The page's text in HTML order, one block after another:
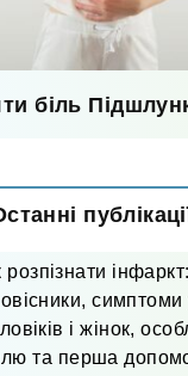
біль
розпізнати інфаркт:
симптоми
і жінок,
та перша